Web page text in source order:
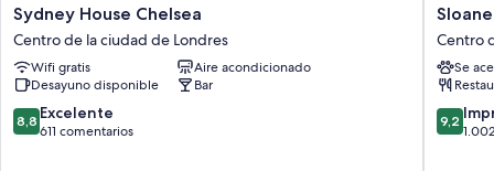
Sydney
House
Chelsea
Centro
de
la
ciudad
Sydney House Chelsea
Centro de la ciudad de Londres
Wifi gratis
Aire acondicionado
Desayuno disponible
Bar
8.8
sobre
8,8 Excelente
611 comentarios
Sloane
Place
Centro
de
la
ciudad
de
Centro
Se
9.2
sobre
9,2